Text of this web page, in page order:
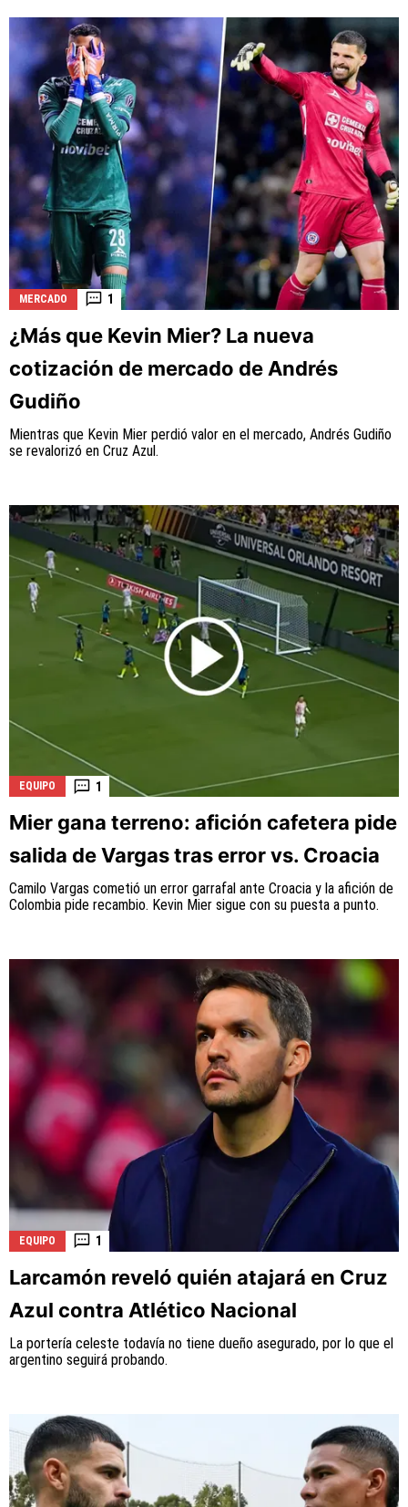
MERCADO 1
¿Más que Kevin Mier? La nueva
cotización de mercado de Andrés
Gudiño
Mientras que Kevin Mier perdió valor en el mercado, Andrés Gudiño
se revalorizó en Cruz Azul.
EQUIPO 1
Mier gana terreno: afición cafetera pide
salida de Vargas tras error vs. Croacia
Camilo Vargas cometió un error garrafal ante Croacia y la afición de
Colombia pide recambio. Kevin Mier sigue con su puesta a punto.
EQUIPO 1
Larcamón reveló quién atajará en Cruz
Azul contra Atlético Nacional
La portería celeste todavía no tiene dueño asegurado, por lo que el
argentino seguirá probando.